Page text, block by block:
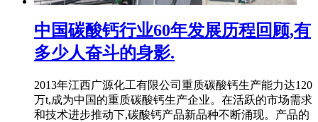
中国碳酸钙行业60年发展历程回顾,有
多少人奋斗的身影.
2013年江西广源化工有限公司重质碳酸钙生产能力达120
万t,成为中国的重质碳酸钙生产企业。在活跃的市场需求
和技术进步推动下,碳酸钙产品新品种不断涌现。产品的